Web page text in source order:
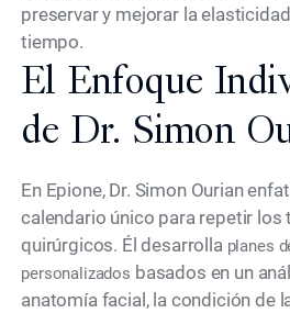
preservar y mejorar la
tiempo.
El Enfoque
de Dr. Simon
En Epione, Dr. Simon Ourian
calendario único para repetir los
quirúrgicos. Él desarrolla planes
personalizados basados en un
anatomía facial, la condición de